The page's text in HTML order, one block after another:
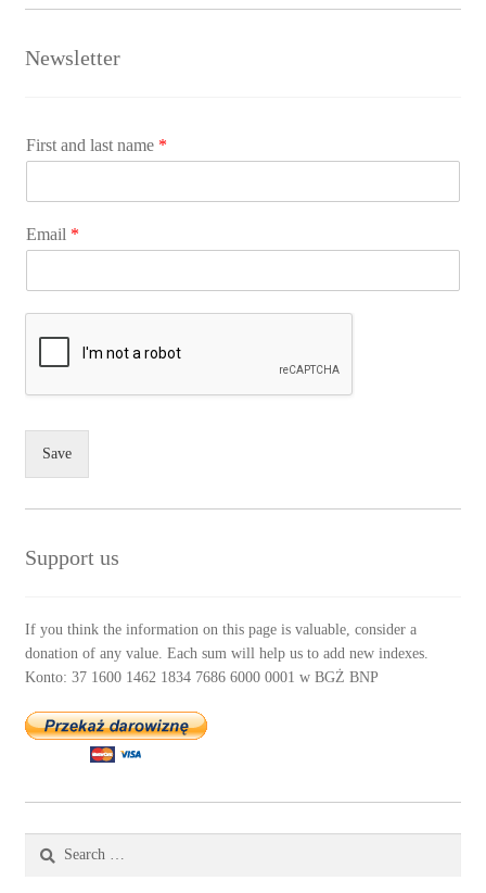
Newsletter
First and last name *
Email *
Save
Support us
If you think the information on this page is valuable, consider a
donation of any value. Each sum will help us to add new indexes.
Konto: 37 1600 1462 1834 7686 6000 0001 w BGŻ BNP